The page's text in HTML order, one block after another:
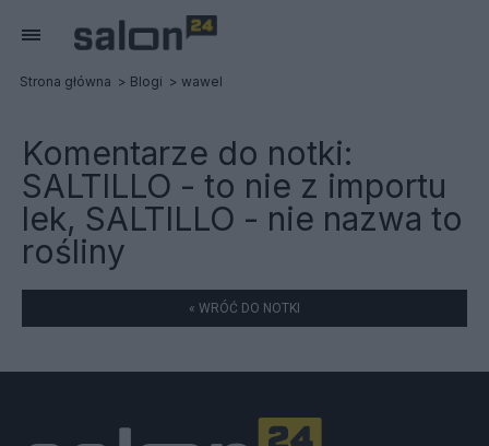
Strona główna Blogi wawel
Komentarze do notki:
SALTILLO - to nie z importu
lek, SALTILLO - nie nazwa to
rośliny
« WRÓĆ DO NOTKI